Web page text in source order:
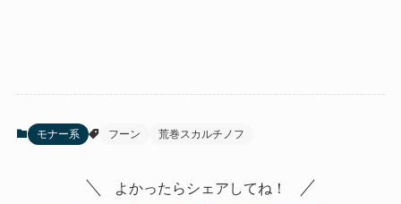
モナー系 フーン 荒巻スカルチノフ
よかったらシェアしてね！